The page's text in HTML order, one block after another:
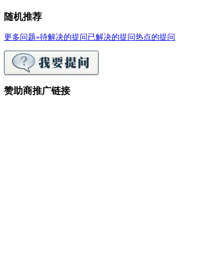
随机推荐
更多问题»待解决的提问已解决的提问热点的提问
赞助商推广链接